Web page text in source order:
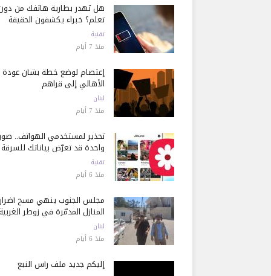
هل تُهدر بطارية هاتفك من
تعلم؟ خبراء يكشفون الحقيقة
تقنية
منذ 7 أيام
إعتصام لوضع خطة بشأن عودة
الأهالي إلى قراهم
لبنان
منذ 7 أيام
تحذير لمستخدمي الهواتف..
واحدة قد تعرّض بياناتك للسرقة
تقنية
منذ 6 أيام
مجلس الجنوب ينهي مسح أضرار
المنازل المدمّرة في زوطر الغربية
لبنان
منذ 6 أيام
إليكم جديد ملف رأس النبع